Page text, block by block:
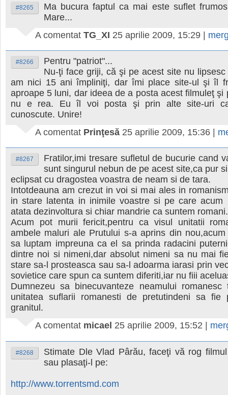
#8265
Ma bucura faptul ca mai este suflet
Mare...
A comentat TG_XI 25 aprilie 2009, 15:29 |
#8266
Pentru "patriot"...
Nu-ţi face griji, că şi pe acest site nu
am nici 15 ani împliniţi, dar îmi place site-ul şi îl
aproape 5 luni, dar ideea de a posta acest filmuleţ şi
nu e rea. Eu îl voi posta şi prin alte site-uri
cunoscute. Unire!
A comentat Prinţesă 25 aprilie 2009, 15:36 |
#8267
Fratilor,imi tresare sufletul de bucurie cand
sunt singurul nebun de pe acest site,ca pur
eclipsat cu dragostea voastra de neam si de tara.
Intotdeauna am crezut in voi si mai ales in
in stare latenta in inimile voastre si pe care acum
atata dezinvoltura si chiar mandrie ca suntem romani.
Acum pot murii fericit,pentru ca visul unitatii
ambele maluri ale Prutului s-a aprins din
sa luptam impreuna ca el sa prinda radacini
dintre noi si nimeni,dar absolut nimeni sa nu mai
stare sa-l prosteasca sau sa-l adoarma iarasi prin
sovietice care spun ca suntem diferiti,iar nu fiii
Dumnezeu sa binecuvanteze neamului romanesc
unitatea suflarii romanesti de pretutindeni sa fie
granitul.
A comentat micael 25 aprilie 2009, 15:52
#8268
Stimate Dle Vlad Pârău, faceţi vă rog
sau plasaţi-l pe:
http://www.torrentsmd.com